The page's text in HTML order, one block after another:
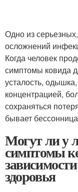
Одно из
осложнений
Когда человек
симптомы ковида
усталость,
концентрацией,
сохраняться
бывает
Могут ли у
симптомы
здоровья